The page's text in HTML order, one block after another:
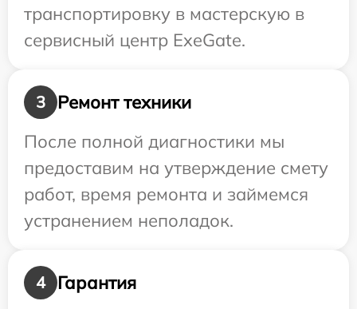
транспортировку в мастерскую в
сервисный центр ExeGate.
3
Ремонт техники
После полной диагностики мы
предоставим на утверждение смету
работ, время ремонта и займемся
устранением неполадок.
4
Гарантия